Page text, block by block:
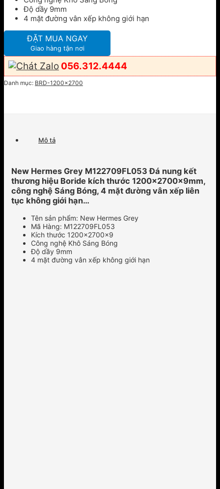
Độ dầy 9mm
4 mặt đường vân xếp không giới hạn
ĐẶT MUA NGAY
Giao hàng tận nơi
056.312.4444
Danh mục: BRD-1200x2700
Mô tả
New Hermes Grey M122709FL053 Đá nung kết
thương hiệu Boride kích thước 1200x2700x9mm,
công nghệ Sáng Bóng, 4 mặt đường vân xếp liên
tục không giới hạn…
Tên sản phẩm: New Hermes Grey
Mã Hàng: M122709FL053
Kích thước 1200x2700x9
Công nghệ Khô Sáng Bóng
Độ dầy 9mm
4 mặt đường vân xếp không giới hạn